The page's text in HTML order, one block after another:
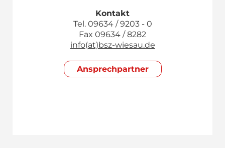
Kontakt
Tel. 09634 / 9203 - 0
Fax 09634 / 8282
info(at)bsz-wiesau.de
Ansprech­partner